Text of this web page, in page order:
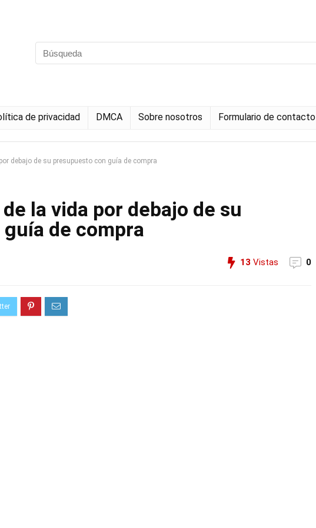
de privacidad DMCA Sobre nosotros Formulario de contacto
debajo de su presupuesto con guía de compra
la vida por debajo de su
de compra
13 Vistas 0